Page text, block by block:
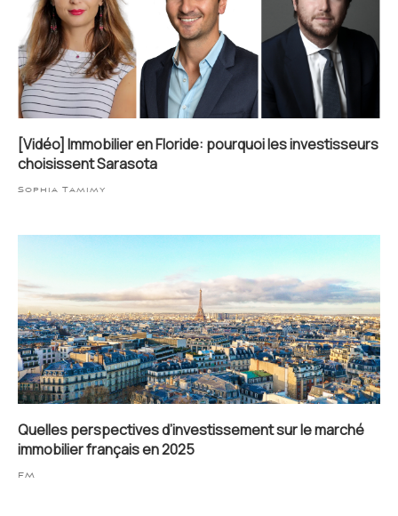
[Vidéo] Immobilier en Floride: pourquoi les investisseurs
choisissent Sarasota
Sophia Tamimy
Quelles perspectives d’investissement sur le marché
immobilier français en 2025
FM